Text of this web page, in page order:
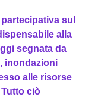
sul
alla
segnata da
inondazioni
alle risorse
ciò